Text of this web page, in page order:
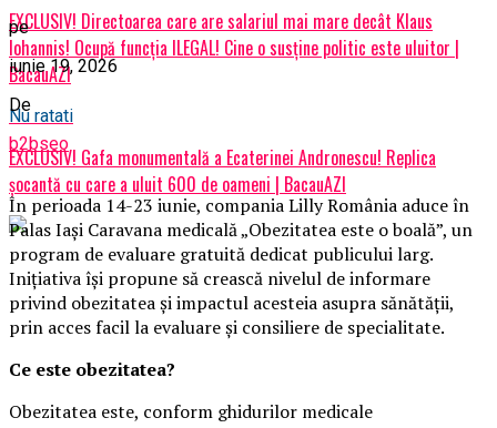
EXCLUSIV! Directoarea care are salariul mai mare decât Klaus
Iohannis! Ocupă funcția ILEGAL! Cine o susține politic este uluitor |
BacauAZI
Nu ratati
EXCLUSIV! Gafa monumentală a Ecaterinei Andronescu! Replica
șocantă cu care a uluit 600 de oameni | BacauAZI
pe
iunie 19, 2026
De
b2bseo
În perioada 14-23 iunie, compania Lilly România aduce în
Palas Iași Caravana medicală „Obezitatea este o boală”, un
program de evaluare gratuită dedicat publicului larg.
Inițiativa își propune să crească nivelul de informare
privind obezitatea și impactul acesteia asupra sănătății,
prin acces facil la evaluare și consiliere de specialitate.
Ce este obezitatea?
Obezitatea este, conform ghidurilor medicale